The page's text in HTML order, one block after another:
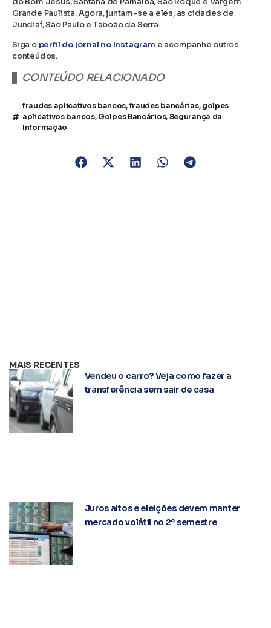
Grande Paulista. Agora, juntam-se a eles, as cidades de
Jundiaí, São Paulo e Taboão da Serra.
Siga o perfil do jornal no Instagram e acompanhe outros
conteúdos.
CONTEÚDO RELACIONADO
fraudes aplicativos bancos, fraudes bancárias, golpes
aplicativos bancos, Golpes Bancários, Segurança da
Informação
MAIS RECENTES
Vendeu o carro? Veja como fazer a
transferência sem sair de casa
Juros altos e eleições devem manter
mercado volátil no 2º semestre